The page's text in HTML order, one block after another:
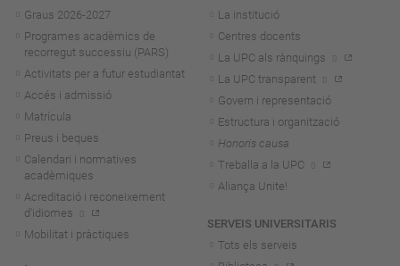
Graus 2026-2027
Programes acadèmics de
recorregut successiu (PARS)
Activitats per a futur estudiantat
Accés i admissió
Matrícula
Preus i beques
Calendari i normatives
acadèmiques
Acreditació i reconeixement
d'idiomes
Mobilitat i pràctiques
La institució
Centres docents
La UPC als rànquings
La UPC transparent
Govern i representació
Estructura i organització
Honoris causa
Treballa a la UPC
Aliança Unite!
SERVEIS UNIVERSITARIS
Tots els serveis